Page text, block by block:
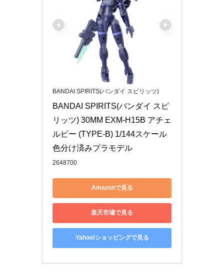
BANDAI SPIRITS(バンダイ スピリッツ)
BANDAI SPIRITS(バンダイ スピ
リッツ) 30MM EXM-H15B アチェ
ルビー (TYPE-B) 1/144スケール
色分け済みプラモデル
2648700
Amazonで見る
楽天市場で見る
Yahoo!ショッピングで見る